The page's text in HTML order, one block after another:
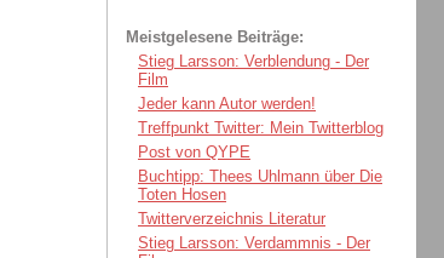
Meistgelesene Beiträge:
Stieg Larsson: Verblendung - Der
Film
Jeder kann Autor werden!
Treffpunkt Twitter: Mein Twitterblog
Post von QYPE
Buchtipp: Thees Uhlmann über Die
Toten Hosen
Twitterverzeichnis Literatur
Stieg Larsson: Verdammnis - Der